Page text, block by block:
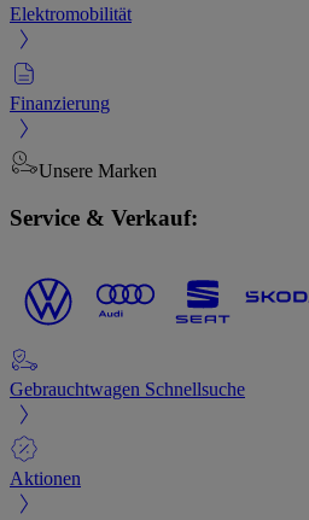
Elektromobilität
Finanzierung
Unsere Marken
Service & Verkauf:
Gebrauchtwagen Schnellsuche
Aktionen